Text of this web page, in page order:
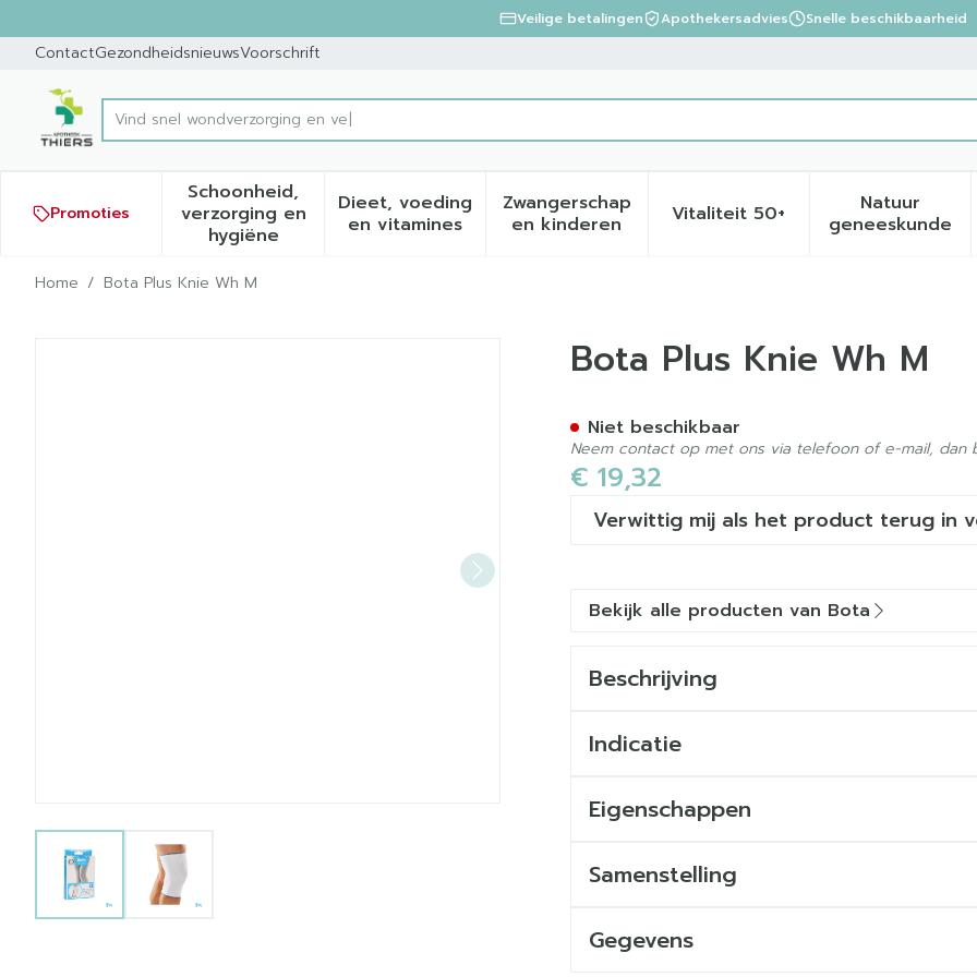
Veilige betalingen Apothekersadvies Snelle beschikbaarheid
ContactGezondheidsnieuwsVoorschrift
Product, merk, categorie...
Promoties
Schoonheid,
verzorging en
hygiëneToon submenu voor Schoonheid, verzorging en hygiëne categorie
Dieet, voeding
en vitamines
Toon submenu voor Dieet, voeding en vitamines categorie
Zwangerschap
en kinderenToon submenu voor Zwangerschap en
Vitaliteit 50+Toon submenu voor
Natuur
geneeskunde
Toon
Home / Bota Plus Knie Wh M
View larger imageView larger image
Bota Plus Knie Wh M
€ 19,32
Verwittig mij als het product terug in
Niet beschikbaar
Neem contact op met ons via telefoon of e-mail, dan
Bekijk alle producten van Bota
Beschrijving
Indicatie
Eigenschappen
Stevig, huidvriendelijk gebreid materiaal
Zonder naad
Samenstelling
Gegevens